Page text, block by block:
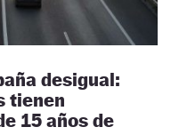
desigual:
tienen
15 años de